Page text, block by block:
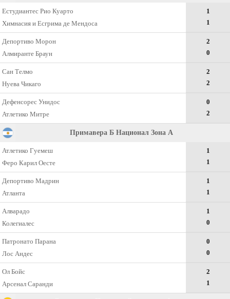
Естудиантес Рио Куарто
Химнасия и Eсгрима де Мендоса
1
1
Депортиво Морон
Алмиранте Браун
2
0
Сан Телмо
Нуева Чикаго
2
2
Дефенсорес Унидос
Атлетико Митре
0
2
Примавера Б Национал Зона А
Атлетико Гуемеш
Феро Карил Оесте
1
1
Депортиво Мадрин
Атланта
1
1
Алварадо
Колегиалес
1
0
Патронато Парана
Лос Андес
0
0
Ол Бойс
Арсенал Саранди
2
1